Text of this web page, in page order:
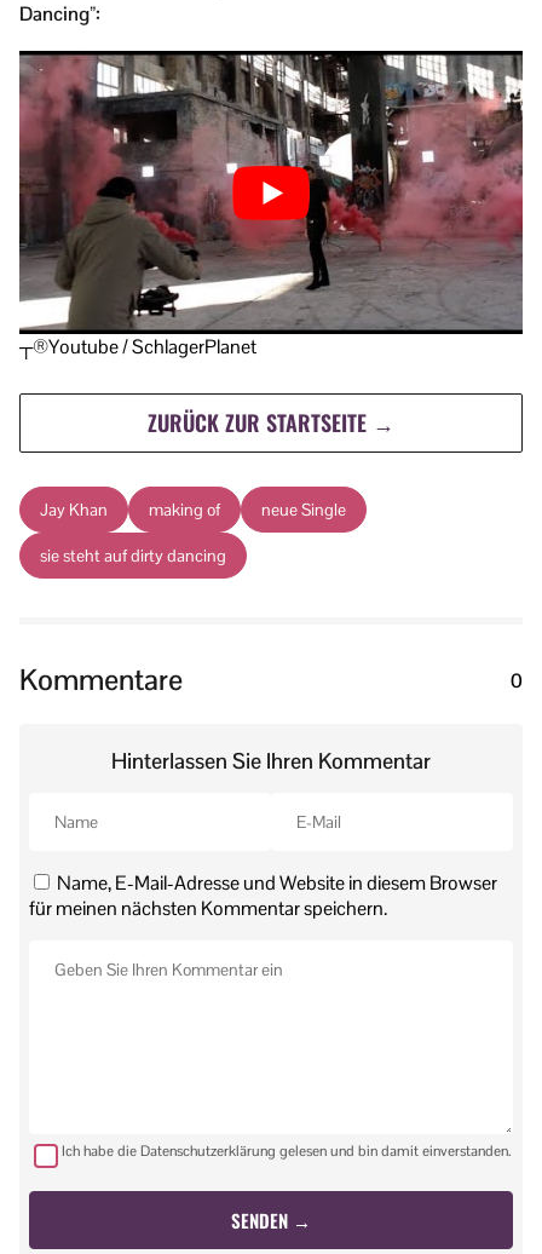
Dancing”:
┬®Youtube / SchlagerPlanet
ZURÜCK ZUR STARTSEITE →
Jay Khan making of neue Single
sie steht auf dirty dancing
Kommentare 0
Hinterlassen Sie Ihren Kommentar
Name, E-Mail-Adresse und Website in diesem Browser
für meinen nächsten Kommentar speichern.
Ich habe die Datenschutzerklärung gelesen und bin damit einverstanden.